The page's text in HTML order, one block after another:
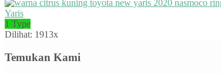
Yaris
1 Type
Dilihat: 1913x
Temukan Kami